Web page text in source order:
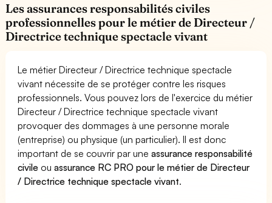
Les assurances responsabilités civiles
professionnelles pour le métier de Directeur /
Directrice technique spectacle vivant
Le métier Directeur / Directrice technique spectacle
vivant nécessite de se protéger contre les risques
professionnels. Vous pouvez lors de l'exercice du métier
Directeur / Directrice technique spectacle vivant
provoquer des dommages à une personne morale
(entreprise) ou physique (un particulier). Il est donc
important de se couvrir par uneassurance responsabilité
civile ouassurance RC PRO pour le métier de Directeur
/ Directrice technique spectacle vivant.